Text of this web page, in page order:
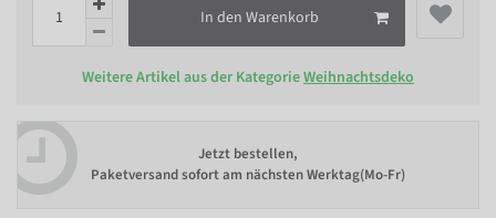
In den Warenkorb
Weitere Artikel aus der KategorieWeihnachtsdeko
Jetzt bestellen,
Paketversand sofort am nächsten Werktag(Mo-Fr)